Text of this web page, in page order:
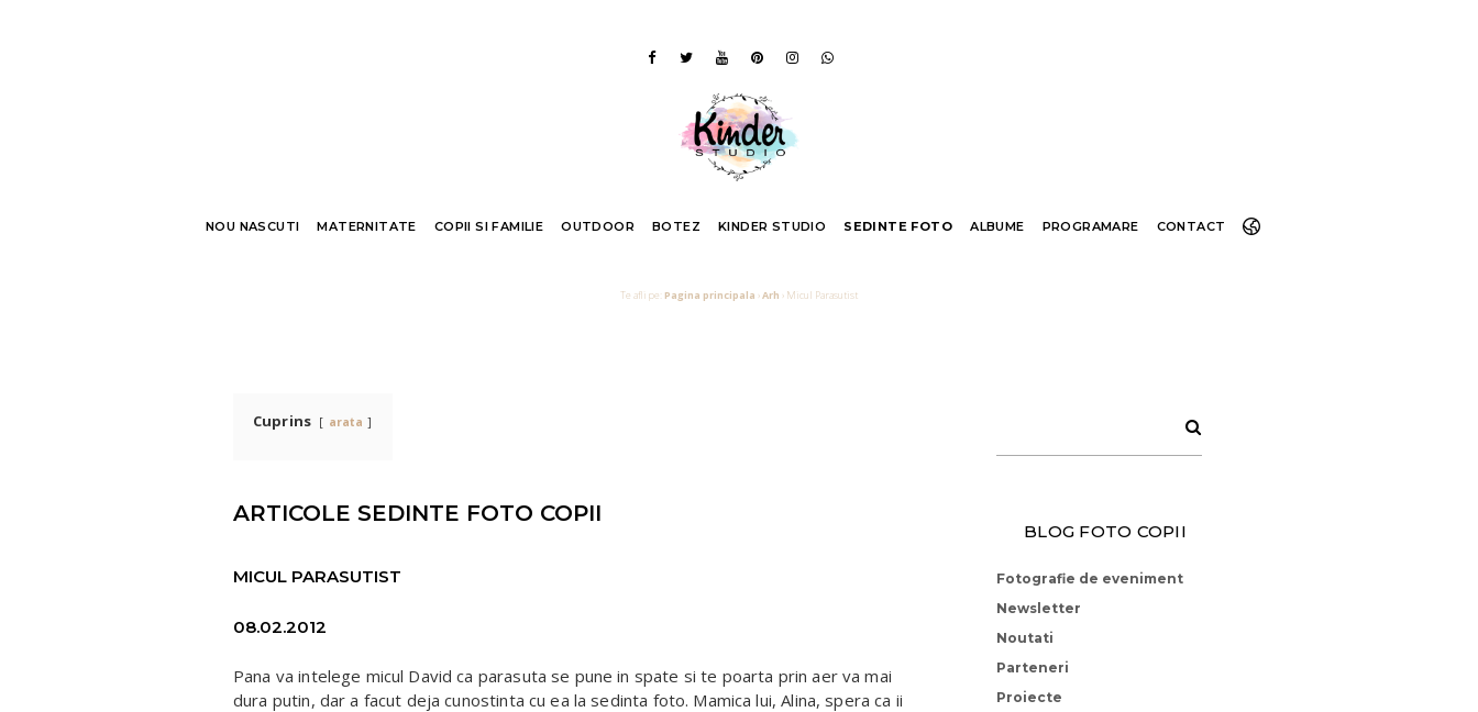
NOU NASCUTI MATERNITATE COPII SI FAMILIE OUTDOOR BOTEZ KINDER STUDIO SEDINTE FOTO ALBUME PROGRAMARE CONTACT
Te afli pe: Pagina principala ›Arh › Micul Parasutist
Cuprins arata
ARTICOLE SEDINTE FOTO COPII
MICUL PARASUTIST
08.02.2012
Pana va intelege micul David ca parasuta se pune in spate si te poarta prin aer va mai
dura putin, dar a facut deja cunostinta cu ea la sedinta foto. Mamica lui, Alina, spera ca ii
BLOG FOTO COPII
Fotografie de eveniment
Newsletter
Noutati
Parteneri
Proiecte